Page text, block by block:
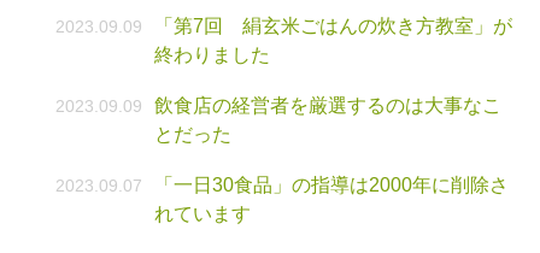
2023.09.09
「第7回 絹玄米ごはんの炊き方教室」が
終わりました
2023.09.09
飲食店の経営者を厳選するのは大事なこ
とだった
2023.09.07
「一日30食品」の指導は2000年に削除さ
れています